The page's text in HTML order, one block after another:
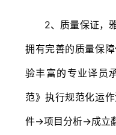
2、质量保证，雅
拥有完善的质量保
验丰富的专业译员
范》执行规范化运
件→项目分析→成立